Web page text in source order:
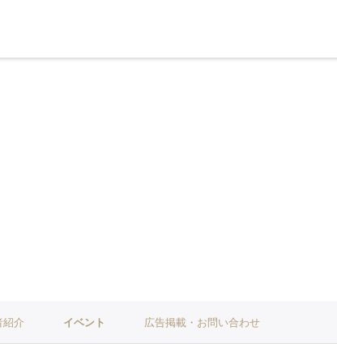
介 イベント 広告掲載・お問い合わせ